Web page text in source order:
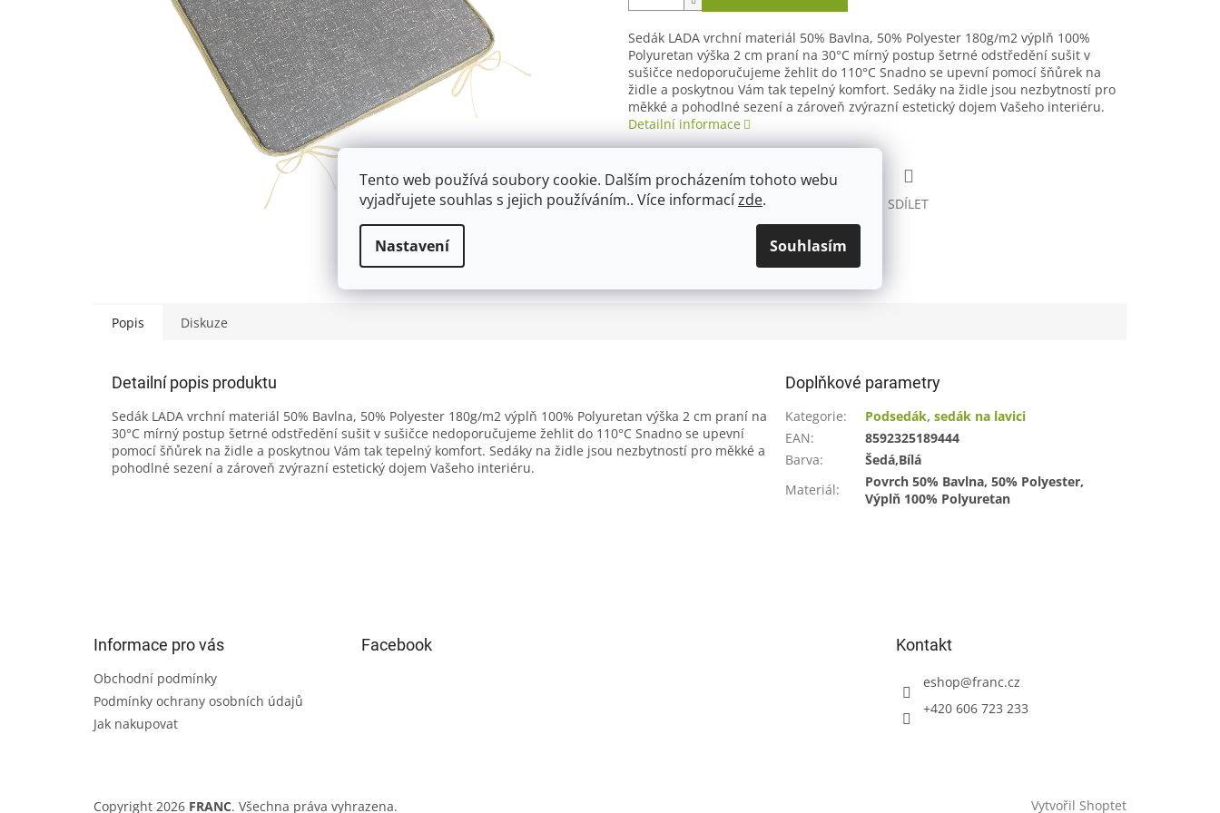
Tento web používá soubory cookie. Dalším procházením tohoto webu
vyjadřujete souhlas s jejich používáním.. Více informacízde.
Nastavení Souhlasím
Sedák LADA vrchní materiál 50% Bavlna, 50% Polyester 180g/m2 výplň 100%
Polyuretan výška 2 cm praní na 30°C mírný postup šetrné odstředění sušit v
sušičce nedoporučujeme žehlit do 110°C Snadno se upevní pomocí šňůrek na
židle a poskytnou Vám tak tepelný komfort. Sedáky na židle jsou nezbytností pro
měkké a pohodlné sezení a zároveň zvýrazní estetický dojem Vašeho interiéru.
Detailní informace
TISK ZEPTAT SE SDÍLET
Popis Diskuze
Detailní popis produktu
Sedák LADA vrchní materiál 50% Bavlna, 50% Polyester 180g/m2 výplň 100% Polyuretan výška 2 cm praní na
30°C mírný postup šetrné odstředění sušit v sušičce nedoporučujeme žehlit do 110°C Snadno se upevní
pomocí šňůrek na židle a poskytnou Vám tak tepelný komfort. Sedáky na židle jsou nezbytností pro měkké a
pohodlné sezení a zároveň zvýrazní estetický dojem Vašeho interiéru.
Doplňkové parametry
Kategorie:
Podsedák, sedák na lavici
EAN:
8592325189444
Barva:
Šedá,Bílá
Materiál:
Povrch 50% Bavlna, 50% Polyester,
Výplň 100% Polyuretan
Informace pro vás
Obchodní podmínky
Podmínky ochrany osobních údajů
Jak nakupovat
Facebook Kontakt
eshop@franc.cz
+420 606 723 233
Vytvořil Shoptet
Copyright 2026 FRANC. Všechna práva vyhrazena.